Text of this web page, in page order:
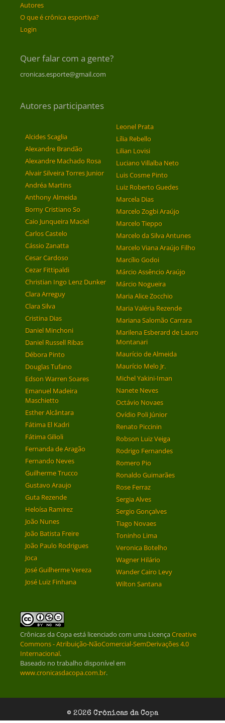
Autores
O que é crônica esportiva?
Login
Quer falar com a gente?
cronicas.esporte@gmail.com
Autores participantes
Alcides Scaglia
Alexandre Brandão
Alexandre Machado Rosa
Alvair Silveira Torres Junior
Andréa Martins
Anthony Almeida
Borny Cristiano So
Caio Junqueira Maciel
Carlos Castelo
Cássio Zanatta
Cesar Cardoso
Cezar Fittipaldi
Christian Ingo Lenz Dunker
Clara Arreguy
Clara Silva
Cristina Dias
Daniel Minchoni
Daniel Russell Ribas
Débora Pinto
Douglas Tufano
Edson Warren Soares
Emanuel Madeira
Maschietto
Esther Alcântara
Fátima El Kadri
Fátima Gilioli
Fernanda de Aragão
Fernando Neves
Guilherme Trucco
Gustavo Araujo
Guta Rezende
Heloísa Ramirez
João Nunes
João Batista Freire
João Paulo Rodrigues
Joca
José Guilherme Vereza
José Luiz Finhana
Leonel Prata
Lília Rebello
Lilian Lovisi
Luciano Villalba Neto
Luis Cosme Pinto
Luiz Roberto Guedes
Marcela Dias
Marcelo Zogbi Araújo
Marcelo Tieppo
Marcelo da Silva Antunes
Marcelo Viana Araújo Filho
Marcílio Godoi
Márcio Assêncio Araújo
Márcio Nogueira
Maria Alice Zocchio
Maria Valéria Rezende
Mariana Salomão Carrara
Marilena Esberard de Lauro
Montanari
Maurício de Almeida
Maurício Melo Jr.
Michel Yakini-Iman
Nanete Neves
Octávio Novaes
Ovídio Poli Júnior
Renato Piccinin
Robson Luiz Veiga
Rodrigo Fernandes
Romero Pio
Ronaldo Guimarães
Rose Ferraz
Sergia Alves
Sergio Gonçalves
Tiago Novaes
Toninho Lima
Veronica Botelho
Wagner Hilário
Wander Cairo Levy
Wilton Santana
Crônicas da Copaestá licenciado com uma LicençaCreative
Commons - Atribuição-NãoComercial-SemDerivações 4.0
Internacional.
Baseado no trabalho disponível em
www.cronicasdacopa.com.br.
© 2026 Crônicas da Copa